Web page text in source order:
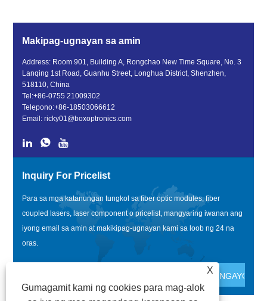
Makipag-ugnayan sa amin
Address: Room 901, Building A, Rongchao New Time Square, No. 3
Lanqing 1st Road, Guanhu Street, Longhua District, Shenzhen,
518110, China
Tel:+86-0755 21009302
Telepono:+86-18503066612
Email:ricky01@boxoptronics.com
Inquiry For Pricelist
Para sa mga katanungan tungkol sa fiber optic modules, fiber
coupled lasers, laser component o pricelist, mangyaring iwanan ang
iyong email sa amin at makikipag-ugnayan kami sa loob ng 24 na
oras.
X
Gumagamit kami ng cookies para mag-alok